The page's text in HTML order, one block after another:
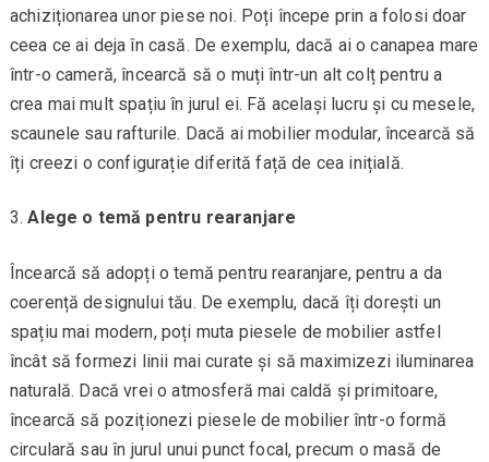
achiziționarea unor piese noi. Poți începe prin a folosi doar
ceea ce ai deja în casă. De exemplu, dacă ai o canapea mare
într-o cameră, încearcă să o muți într-un alt colț pentru a
crea mai mult spațiu în jurul ei. Fă același lucru și cu mesele,
scaunele sau rafturile. Dacă ai mobilier modular, încearcă să
îți creezi o configurație diferită față de cea inițială.
Alege o temă pentru rearanjare
Încearcă să adopți o temă pentru rearanjare, pentru a da
coerență designului tău. De exemplu, dacă îți dorești un
spațiu mai modern, poți muta piesele de mobilier astfel
încât să formezi linii mai curate și să maximizezi iluminarea
naturală. Dacă vrei o atmosferă mai caldă și primitoare,
încearcă să poziționezi piesele de mobilier într-o formă
circulară sau în jurul unui punct focal, precum o masă de